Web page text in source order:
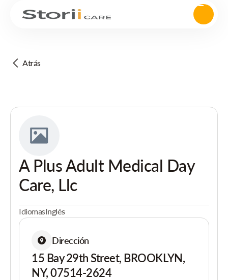
Atrás
A Plus Adult Medical Day
Care, Llc
IdiomasInglés
Dirección
15 Bay 29th Street, BROOKLYN,
NY, 07514-2624